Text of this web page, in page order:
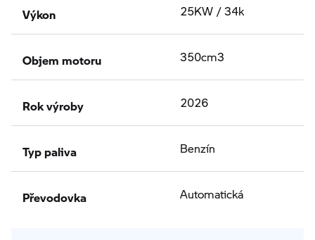
Výkon 25KW / 34k
Objem motoru 350cm3
Rok výroby 2026
Typ paliva Benzín
Převodovka Automatická